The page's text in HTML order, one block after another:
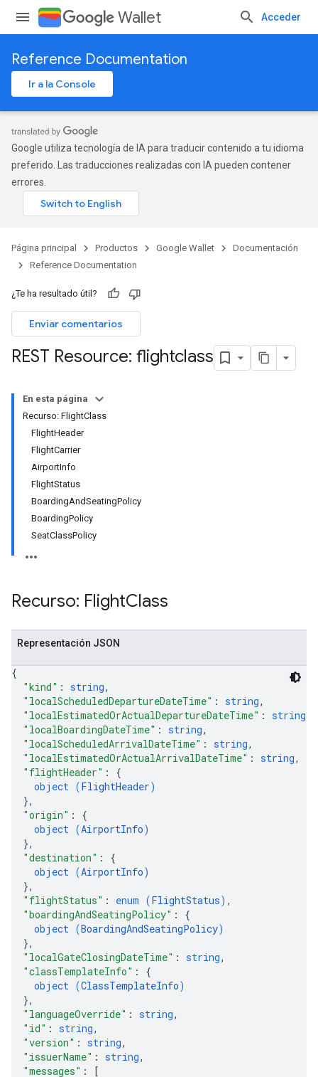
Wallet Acceder
Reference Documentation
Ir a la Console
Google utiliza tecnología de IA para traducir contenido a tu idioma
preferido. Las traducciones realizadas con IA pueden contener
errores.
Página principal Productos Google Wallet
Documentación
Reference Documentation
¿Te ha resultado útil?
Enviar comentarios
REST Resource: flightclass
En esta página
Recurso: FlightClass
FlightHeader
FlightCarrier
AirportInfo
FlightStatus
BoardingAndSeatingPolicy
BoardingPolicy
SeatClassPolicy
Recurso: FlightClass
Representación JSON
{
"kind" : string,
"localScheduledDepartureDateTime" : string,
"localEstimatedOrActualDepartureDateTime" : string
"localBoardingDateTime" : string,
"localScheduledArrivalDateTime" : string,
"localEstimatedOrActualArrivalDateTime" : string,
"flightHeader" : {
object (FlightHeader)
},
"origin" : {
object (AirportInfo)
},
"destination" : {
object (AirportInfo)
},
"flightStatus" : enum (FlightStatus) ,
"boardingAndSeatingPolicy" : {
object (BoardingAndSeatingPolicy)
},
"localGateClosingDateTime" : string,
"classTemplateInfo" : {
object (ClassTemplateInfo)
},
"languageOverride" : string,
"id" : string,
"version" : string,
"issuerName" : string,
"messages" :
[